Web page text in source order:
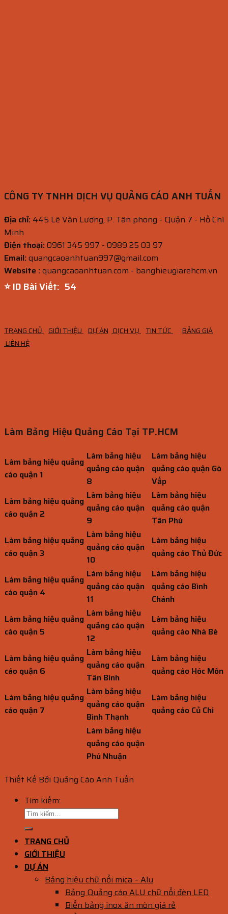
CÔNG TY TNHH DỊCH VỤ QUẢNG CÁO ANH TUẤN
Địa chỉ: 445 Lê Văn Lương, P. Tân phong - Quận 7 - Hồ Chí
Minh
Điện thoại:0961 345 997 - 0989 25 03 97
Email:quangcaoanhtuan997@gmail.com
Website :quangcaoanhtuan.com - banghieugiarehcm.vn
⭐ ID Bài Viết: 53
TRANG CHỦ GIỚI THIỆU DỰ ÁN DỊCH VỤ TIN TỨC
BẢNG GIÁ
LIÊN HỆ
Làm Bảng Hiệu Quảng Cáo Tại TP.HCM
Làm bảng hiệu quảng
cáo quận 1
Làm bảng hiệu
quảng cáo quận
8
Làm bảng hiệu
quảng cáo quận Gò
Vấp
Làm bảng hiệu quảng
cáo quận 2
Làm bảng hiệu
quảng cáo quận
9
Làm bảng hiệu
quảng cáo quận
Tân Phú
Làm bảng hiệu quảng
cáo quận 3
Làm bảng hiệu
quảng cáo quận
10
Làm bảng hiệu
quảng cáo Thủ Đức
Làm bảng hiệu quảng
cáo quận 4
Làm bảng hiệu
quảng cáo quận
11
Làm bảng hiệu
quảng cáo Bình
Chánh
Làm bảng hiệu quảng
cáo quận 5
Làm bảng hiệu
quảng cáo quận
12
Làm bảng hiệu
quảng cáo Nhà Bè
Làm bảng hiệu quảng
cáo quận 6
Làm bảng hiệu
quảng cáo quận
Tân Bình
Làm bảng hiệu
quảng cáo Hóc Môn
Làm bảng hiệu quảng
cáo quận 7
Làm bảng hiệu
quảng cáo quận
Bình Thạnh
Làm bảng hiệu
quảng cáo Củ Chi
Làm bảng hiệu
quảng cáo quận
Phú Nhuận
Thiết Kế Bởi Quảng Cáo Anh Tuấn
Tìm kiếm:
TRANG CHỦ
GIỚI THIỆU
DỰ ÁN
Bảng hiệu chữ nổi mica – Alu
Bảng Quảng cáo ALU chữ nổi đèn LED
Biển bảng inox ăn mòn giá rẻ